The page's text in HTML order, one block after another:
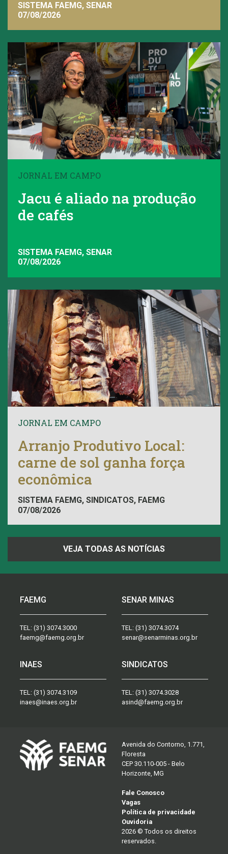
SISTEMA FAEMG, SENAR
07/08/2026
JORNAL EM CAMPO
Jacu é aliado na produção
de cafés
SISTEMA FAEMG, SENAR
07/08/2026
JORNAL EM CAMPO
Arranjo Produtivo Local:
carne de sol ganha força
econômica
SISTEMA FAEMG, SINDICATOS, FAEMG
07/08/2026
VEJA TODAS AS NOTÍCIAS
FAEMG
TEL: (31) 3074.3000
faemg@faemg.org.br
SENAR MINAS
TEL: (31) 3074.3074
senar@senarminas.org.br
INAES
TEL: (31) 3074.3109
inaes@inaes.org.br
SINDICATOS
TEL: (31) 3074.3028
asind@faemg.org.br
Avenida do Contorno, 1.771,
Floresta
CEP 30.110-005 - Belo
Horizonte, MG
Fale Conosco
Vagas
Política de privacidade
Ouvidoria
2026 © Todos os direitos
reservados.